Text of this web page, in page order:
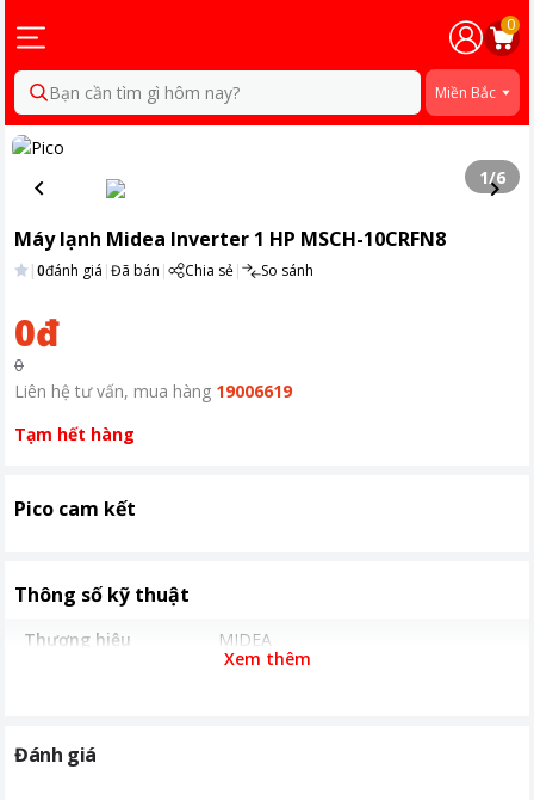
0
Bạn cần tìm gì hôm nay? Miền Bắc
1/6
Máy lạnh Midea Inverter 1 HP MSCH-10CRFN8
|0đánh giá |Đã bán | Chia sẻ| So sánh
0đ
0
Liên hệ tư vấn, mua hàng 19006619
Tạm hết hàng
Pico cam kết
Thông số kỹ thuật
Thương hiệu
MIDEA
Xem thêm
Đánh giá